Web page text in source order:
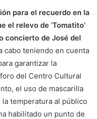
para el recuerdo en la
el relevo de ‘Tomatito’
concierto de José del
cabo teniendo en cuenta
garantizar la
del Centro Cultural
el uso de mascarilla
temperatura al público
habilitado un punto de